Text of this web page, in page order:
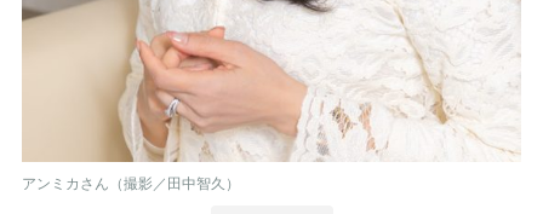
アンミカさん（撮影／田中智久）